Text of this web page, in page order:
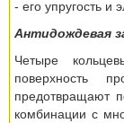
- его упругость и
Антидождевая
Четыре
поверхность
предотвращают
комбинации с